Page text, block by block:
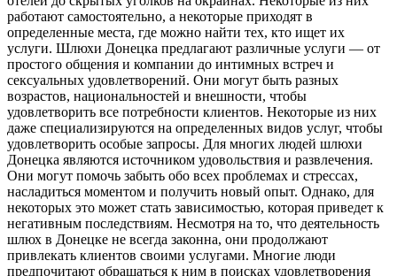
работают самостоятельно, а некоторые приходят в
определенные места, где можно найти тех, кто ищет их
услуги. Шлюхи Донецка предлагают различные услуги — от
простого общения и компании до интимных встреч и
сексуальных удовлетворений. Они могут быть разных
возрастов, национальностей и внешности, чтобы
удовлетворить все потребности клиентов. Некоторые из них
даже специализируются на определенных видов услуг, чтобы
удовлетворить особые запросы. Для многих людей шлюхи
Донецка являются источником удовольствия и развлечения.
Они могут помочь забыть обо всех проблемах и стрессах,
насладиться моментом и получить новый опыт. Однако, для
некоторых это может стать зависимостью, которая приведет к
негативным последствиям. Несмотря на то, что деятельность
шлюх в Донецке не всегда законна, они продолжают
привлекать клиентов своими услугами. Многие люди
предпочитают обращаться к ним в поисках удовлетворения